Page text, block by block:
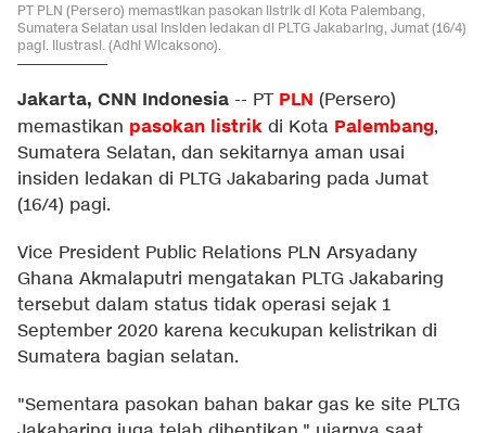
PT PLN (Persero) memastikan pasokan listrik di Kota Palembang,
Sumatera Selatan usai insiden ledakan di PLTG Jakabaring, Jumat (16/4)
pagi. Ilustrasi. (Adhi Wicaksono).
Jakarta, CNN Indonesia -- PTPLN (Persero)
memastikan pasokan listrik di Kota Palembang,
Sumatera Selatan, dan sekitarnya aman usai
insiden ledakan di PLTG Jakabaring pada Jumat
(16/4) pagi.
Vice President Public Relations PLN Arsyadany
Ghana Akmalaputri mengatakan PLTG Jakabaring
tersebut dalam status tidak operasi sejak 1
September 2020 karena kecukupan kelistrikan di
Sumatera bagian selatan.
"Sementara pasokan bahan bakar gas ke site PLTG